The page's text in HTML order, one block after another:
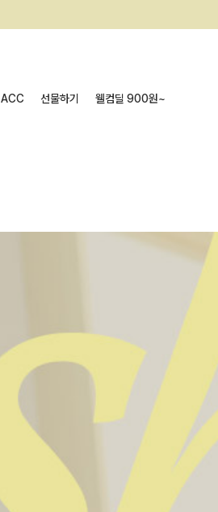
ACC 선물하기 웰컴딜 900원~